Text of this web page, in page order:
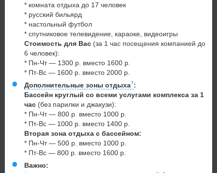
* комната отдыха до 17 человек
* русский бильярд
* настольный футбол
* спутниковое телевидение, караоке, видеоигры
Стоимость для Вас (за 1 час посещения компанией до
6 человек):
* Пн-Чт — 1300 р. вместо 1600 р.
* Пт-Вс — 1600 р. вместо 2000 р.
Дополнительные зоны отдыха :
Бассейн круглый со всеми услугами комплекса за 1
час (без парилки и джакузи):
* Пн-Чт — 800 р. вместо 1000 р.
* Пт-Вс — 1000 р. вместо 1400 р.
Вторая зона отдыха с бассейном:
* Пн-Чт — 500 р. вместо 1000 р.
* Пт-Вс — 800 р. вместо 1600 р.
Важно: